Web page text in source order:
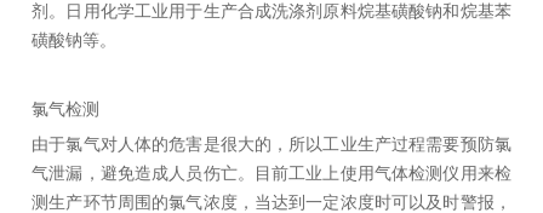
剂。日用化学工业用于生产合成洗涤剂原料烷基磺酸钠和烷基苯
磺酸钠等。
氯气检测
由于氯气对人体的危害是很大的，所以工业生产过程需要预防氯
气泄漏，避免造成人员伤亡。目前工业上使用气体检测仪用来检
测生产环节周围的氯气浓度，当达到一定浓度时可以及时警报，